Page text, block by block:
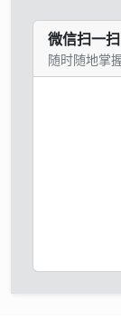
微信扫一扫
随时随地掌